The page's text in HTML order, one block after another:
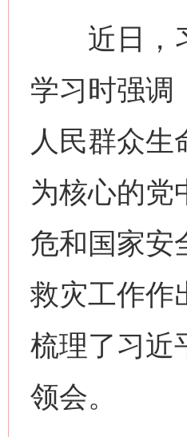
近日，习
学习时强调
人民群众
为核心的党
危和国家安
救灾工作作
梳理了习近
领会。